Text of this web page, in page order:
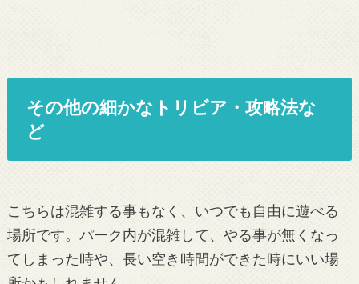
その他の細かなトリビア・攻略法な
ど
こちらは混雑する事もなく、いつでも自由に遊べる
場所です。パーク内が混雑して、やる事が無くなっ
てしまった時や、長い空き時間ができた時にいい場